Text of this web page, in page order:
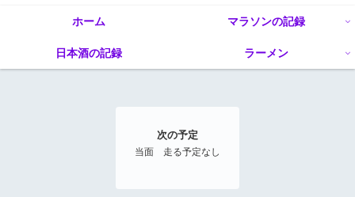
ホーム マラソンの記録
日本酒の記録 ラーメン
次の予定
当面 走る予定なし